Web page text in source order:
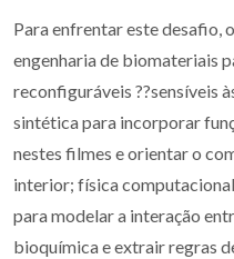
Para enfrentar este desafio,
engenharia de biomateriais
reconfiguráveis ??sensíveis
sintética para incorporar
nestes filmes e orientar o
interior; física
para modelar a interação
bioquímica e extrair regras